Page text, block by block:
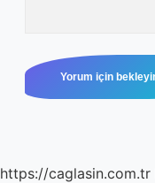
https://caglasin.com.tr